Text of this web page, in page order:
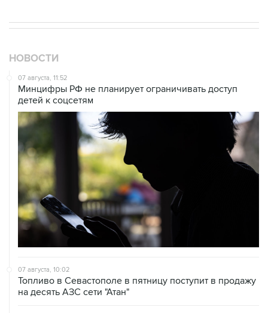
НОВОСТИ
07 августа, 11:52
Минцифры РФ не планирует ограничивать доступ
детей к соцсетям
07 августа, 10:02
Топливо в Севастополе в пятницу поступит в продажу
на десять АЗС сети "Атан"